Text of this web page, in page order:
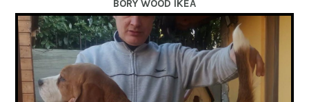
BORY WOOD IKEA